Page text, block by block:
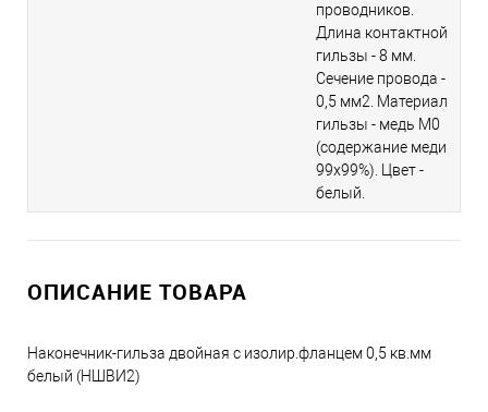
проводников.
Длина контактной
гильзы - 8 мм.
Сечение провода -
0,5 мм2. Материал
гильзы - медь M0
(содержание меди
99х99%). Цвет -
белый.
ОПИСАНИЕ ТОВАРА
Наконечник-гильза двойная с изолир.фланцем 0,5 кв.мм
белый (НШВИ2)